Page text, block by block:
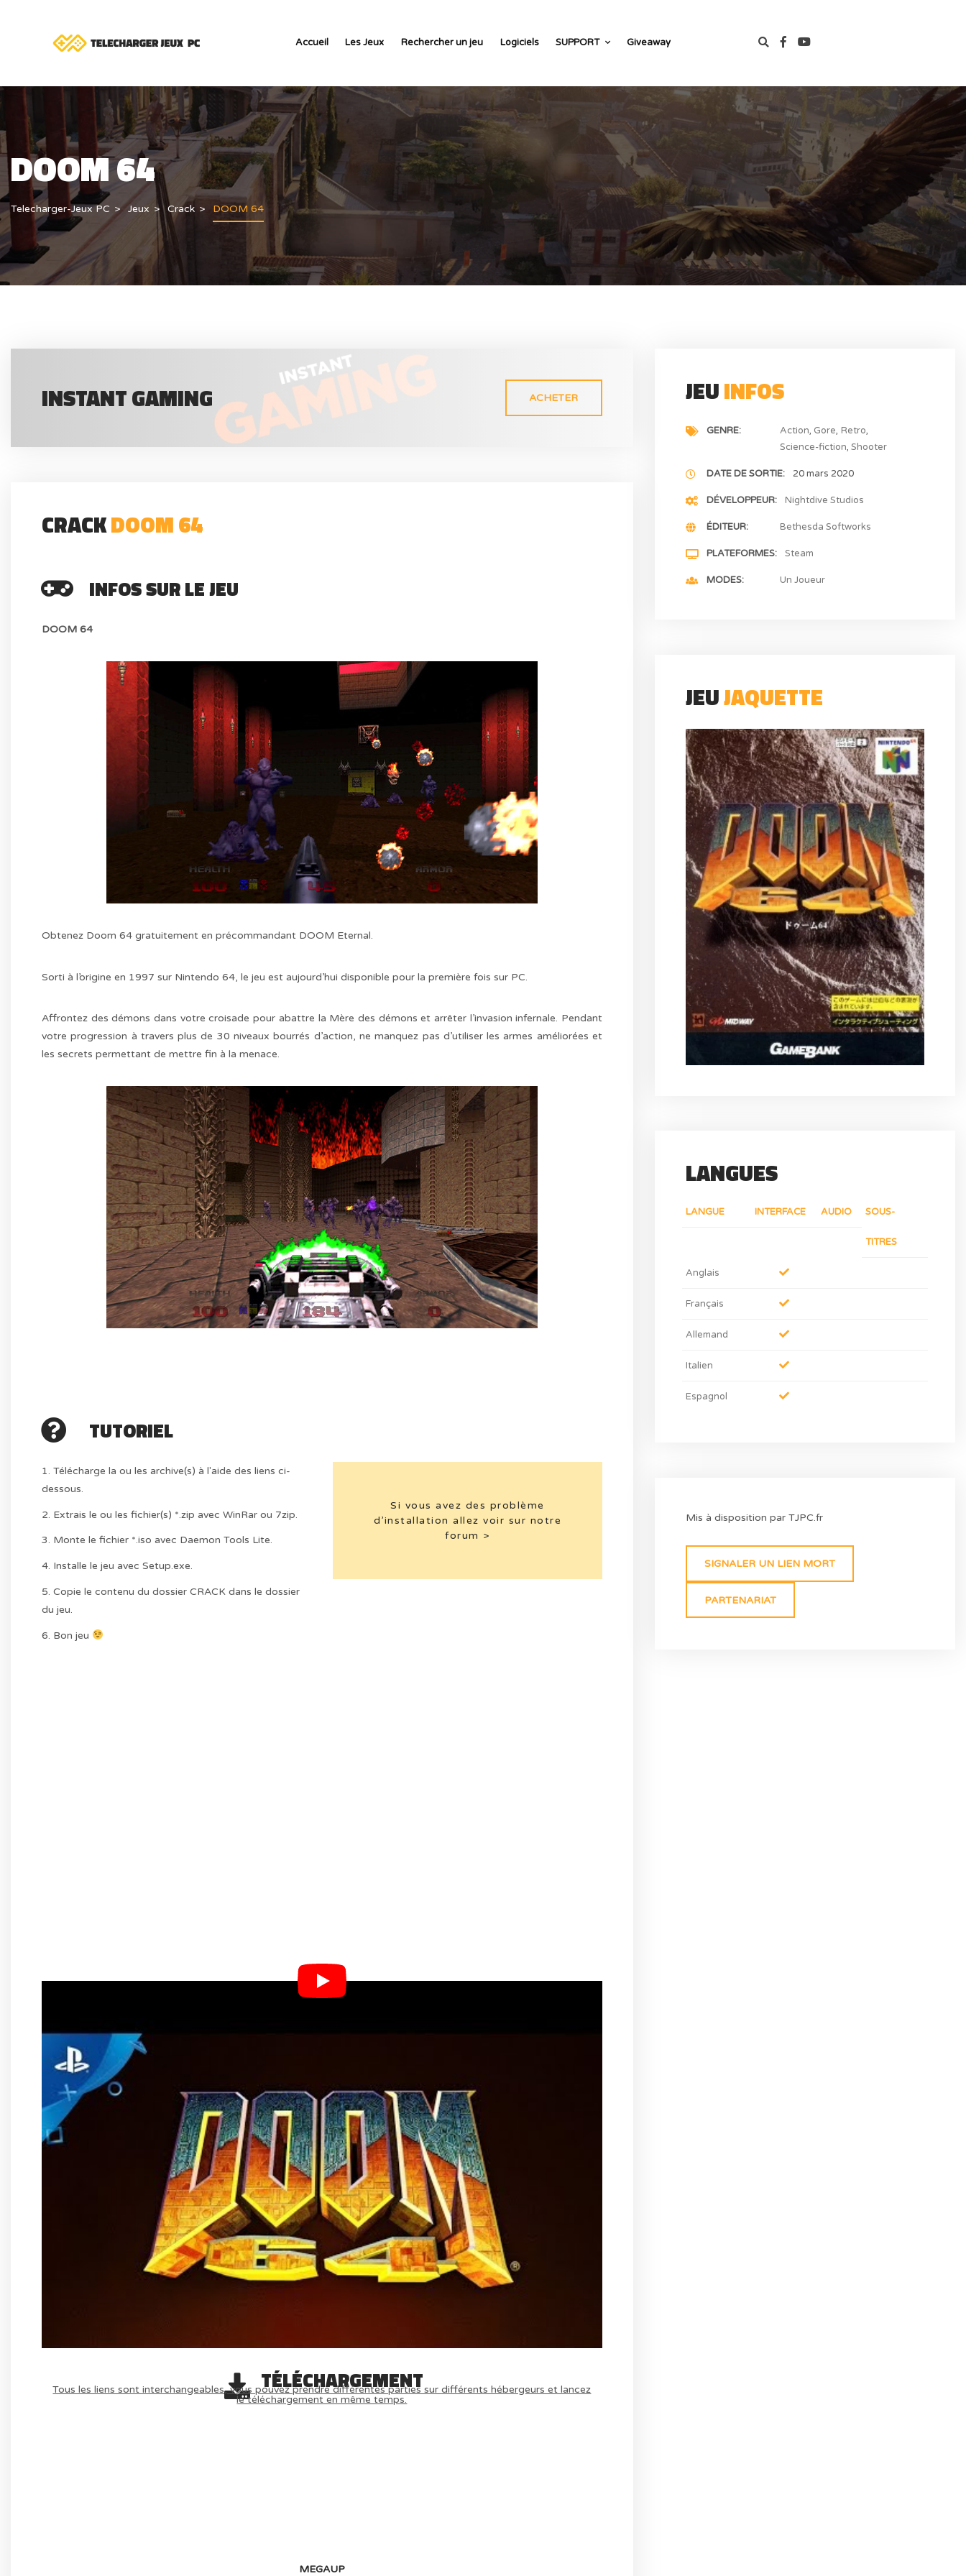
Accueil Les Jeux Rechercher un jeu Logiciels SUPPORT Giveaway
DOOM 64
Telecharger-Jeux PC Jeux Crack DOOM 64
INSTANT GAMING ACHETER
CRACKDOOM 64
INFOS SUR LE JEU
DOOM 64
Obtenez Doom 64 gratuitement en précommandant DOOM Eternal.
Sorti à l’origine en 1997 sur Nintendo 64, le jeu est aujourd’hui disponible pour la première fois sur PC.
Affrontez des démons dans votre croisade pour abattre la Mère des démons et arrêter l’invasion infernale. Pendant
votre progression à travers plus de 30 niveaux bourrés d’action, ne manquez pas d’utiliser les armes améliorées et
les secrets permettant de mettre fin à la menace.
TUTORIEL
1. Télécharge la ou les archive(s) à l'aide des liens ci-
dessous.
2. Extrais le ou les fichier(s) *.zip avec WinRar ou 7zip.
3. Monte le fichier *.iso avec Daemon Tools Lite.
4. Installe le jeu avec Setup.exe.
5. Copie le contenu du dossier CRACK dans le dossier
du jeu.
6. Bon jeu
Si vous avez des problème
d’installation allez voir sur notre
forum >
TÉLÉCHARGEMENT
Tous les liens sont interchangeables, vous pouvez prendre différentes parties sur différents hébergeurs et lancez
le téléchargement en même temps.
MEGAUP
JEUINFOS
GENRE Action Gore Retro
Science-fiction Shooter
DATE DE SORTIE 20 mars 2020
DÉVELOPPEUR Nightdive Studios
ÉDITEUR Bethesda Softworks
PLATEFORMES Steam
MODES Un Joueur
JEUJAQUETTE
LANGUES
LANGUE INTERFACE AUDIO SOUS-
TITRES
Anglais
Français
Allemand
Italien
Espagnol
Mis à disposition par TJPC.fr
SIGNALER UN LIEN MORT
PARTENARIAT